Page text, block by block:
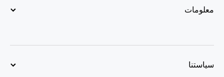
معلومات
سياستنا